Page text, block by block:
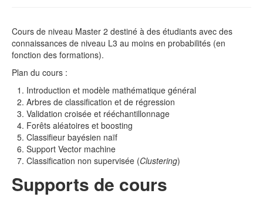
Cours de niveau Master 2 destiné à des étudiants avec des
connaissances de niveau L3 au moins en probabilités (en
fonction des formations).
Plan du cours :
Introduction et modèle mathématique général
Arbres de classification et de régression
Validation croisée et rééchantillonnage
Forêts aléatoires et boosting
Classifieur bayésien naïf
Support Vector machine
Classification non supervisée (Clustering)
Supports de cours